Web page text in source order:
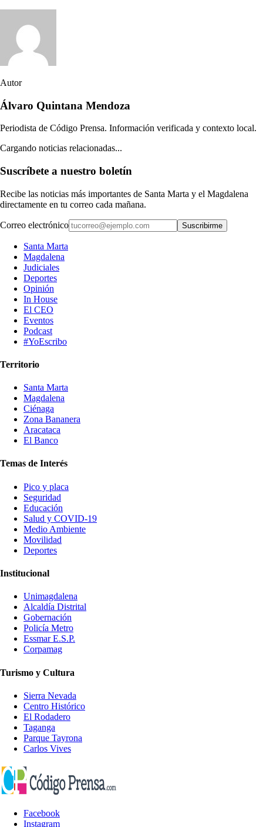
Autor
Álvaro Quintana Mendoza
Periodista de Código Prensa. Información verificada y contexto local.
Cargando noticias relacionadas...
Suscríbete a nuestro boletín
Recibe las noticias más importantes de Santa Marta y el Magdalena
directamente en tu correo cada mañana.
Correo electrónico Suscribirme
Santa Marta
Magdalena
Judiciales
Deportes
Opinión
In House
El CEO
Eventos
Podcast
#YoEscribo
Territorio
Santa Marta
Magdalena
Ciénaga
Zona Bananera
Aracataca
El Banco
Temas de Interés
Pico y placa
Seguridad
Educación
Salud y COVID-19
Medio Ambiente
Movilidad
Deportes
Institucional
Unimagdalena
Alcaldía Distrital
Gobernación
Policía Metro
Essmar E.S.P.
Corpamag
Turismo y Cultura
Sierra Nevada
Centro Histórico
El Rodadero
Taganga
Parque Tayrona
Carlos Vives
Facebook
Instagram